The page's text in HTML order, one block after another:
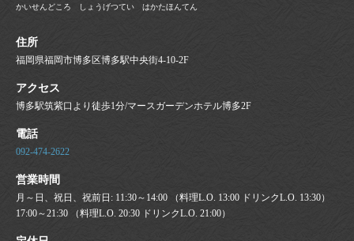
かいせんどころ しょうげつてい はかたほんてん
住所
福岡県福岡市博多区博多駅中央街4-10-2F
アクセス
博多駅筑紫口より徒歩1分/マースガーデンホテル博多2F
電話
092-474-2622
営業時間
月～日、祝日、祝前日: 11:30～14:00 （料理L.O. 13:00 ドリンクL.O. 13:30）
17:00～21:30 （料理L.O. 20:30 ドリンクL.O. 21:00）